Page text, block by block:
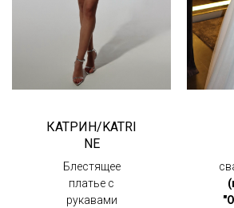
КАТРИН/KATRI
NE
Блестящее
платье с
рукавами